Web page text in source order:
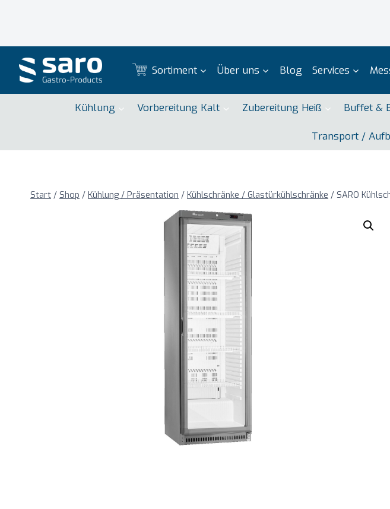
Sortiment Über uns Blog Services
Kühlung Vorbereitung Kalt Zubereitung Heiß Buffet &
Transport /
Start / Shop / Kühlung / Präsentation / Kühlschränke / Glastürkühlschränke / SARO